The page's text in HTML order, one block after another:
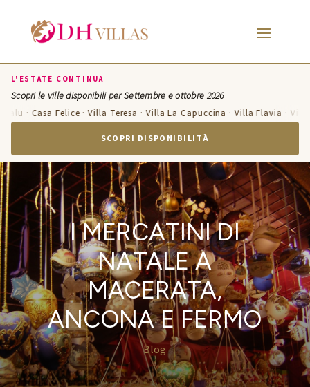
L'ESTATE CONTINUA
Scopri le ville disponibili per Settembre e ottobre 2026
Felice · Villa Teresa · Villa La Capuccina · Villa Flavia · Villa
SCOPRI DISPONIBILITÀ
I MERCATINI DI
NATALE A
MACERATA,
ANCONA E FERMO
Blog